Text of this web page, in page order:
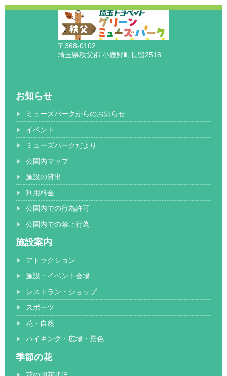
〒368-0102
埼玉県秩父郡 小鹿野町長留2518
お知らせ
ミューズパークからのお知らせ
イベント
ミューズパークだより
公園内マップ
施設の貸出
利用料金
公園内での行為許可
公園内での禁止行為
施設案内
アトラクション
施設・イベント会場
レストラン・ショップ
スポーツ
花・自然
ハイキング・広場・景色
季節の花